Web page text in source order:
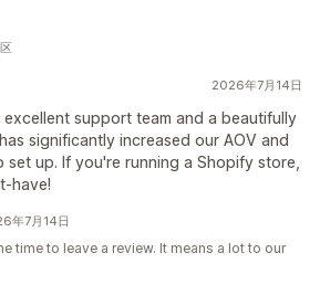
2026年7月14日
excellent support team and a beautifully
significantly increased our AOV and
set up. If you're running a Shopify store,
have!
年7月14日
time to leave a review. It means a lot to our